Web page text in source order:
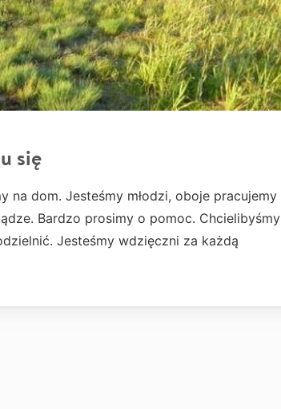
się
na dom. Jesteśmy młodzi, oboje pracujemy
Bardzo prosimy o pomoc. Chcielibyśmy
Jesteśmy wdzięczni za każdą